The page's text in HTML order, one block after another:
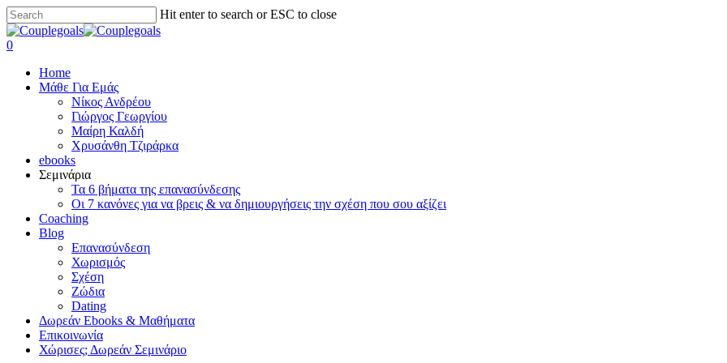
Skip
to
main
Hit enter to search or ESC to close
Close
Search
search
0
Home
Μάθε Για Εμάς
Νίκος Ανδρέου
Γιώργος Γεωργίου
Μαίρη Καλδή
Χρυσάνθη Τζιράρκα
ebooks
Σεμινάρια
Τα 6 βήματα της επανασύνδεσης
Οι 7 κανόνες για να βρεις & να δημιουργήσεις την σχέση που σου αξίζει
Coaching
Blog
Επανασύνδεση
Χωρισμός
Σχέση
Ζώδια
Dating
Δωρεάν Ebooks & Μαθήματα
Επικοινωνία
Χώρισες; Δωρεάν Σεμινάριο